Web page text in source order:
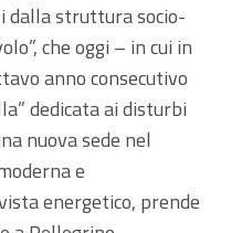
dalla struttura socio-
che oggi – in cui in
anno consecutivo
dedicata ai disturbi
nuova sede nel
e
energetico, prende